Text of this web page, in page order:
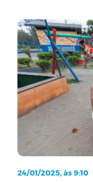
24/01/2025, às 9:10